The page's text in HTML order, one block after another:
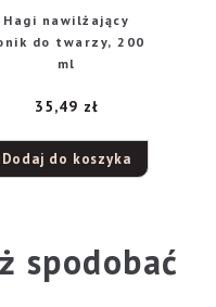
Hagi nawilżający
do twarzy, 200
ml
35,49 zł
Dodaj do koszyka
spodobać